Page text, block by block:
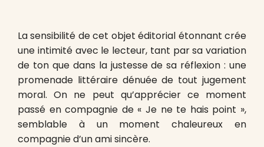
La sensibilité de cet objet éditorial étonnant crée
une intimité avec le lecteur, tant par sa variation
de ton que dans la justesse de sa réflexion : une
promenade littéraire dénuée de tout jugement
moral. On ne peut qu’apprécier ce moment
passé en compagnie de « Je ne te hais point »,
semblable à un moment chaleureux en
compagnie d’un ami sincère.